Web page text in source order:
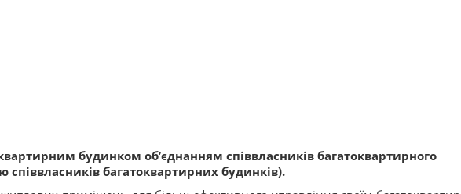
будинком об’єднанням співвласників багатоквартирного
співвласників багатоквартирних будинків).